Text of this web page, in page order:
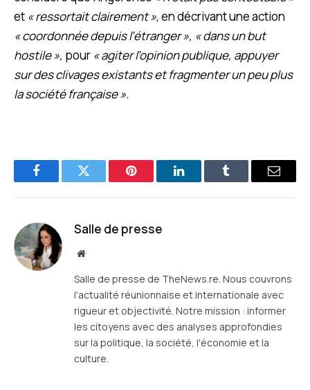
et « ressortait clairement », en décrivant une action
« coordonnée depuis l’étranger », « dans un but
hostile », pour « agiter l’opinion publique, appuyer
sur des clivages existants et fragmenter un peu plus
la société française ».
FacebookTwitter Pinterest LinkedInTumblr
E-
Salle de presse
Site
Salle de presse de TheNews.re. Nous couvrons
l'actualité réunionnaise et internationale avec
rigueur et objectivité. Notre mission : informer
les citoyens avec des analyses approfondies
sur la politique, la société, l'économie et la
culture.